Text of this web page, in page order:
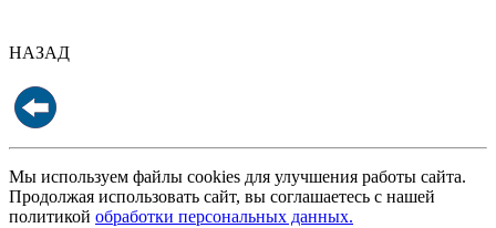
НАЗАД
Мы используем файлы cookies для улучшения работы сайта.
Продолжая использовать сайт, вы соглашаетесь с нашей
политикой обработки персональных данных.